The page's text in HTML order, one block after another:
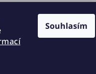
Souhlasím